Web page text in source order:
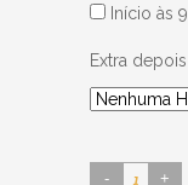
Início às
Extra